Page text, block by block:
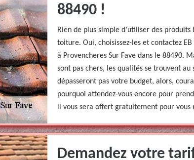
88490 !
Rien de plus simple d’utiliser des
toiture. Oui, choisissez-les et contactez
à Provencheres Sur Fave dans le 88490.
sont pas chers, les qualités se trouvent
dépasseront pas votre budget, alors,
pourquoi attendez-vous encore pour
il vous sera offert gratuitement pour vous
Demandez votre